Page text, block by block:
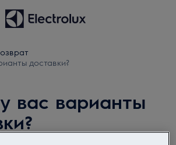
доставки?
вас варианты